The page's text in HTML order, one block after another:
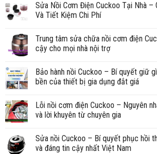
Sửa Nồi Cơm Điện Cuckoo Tại Nhà –
Và Tiết Kiệm Chi Phí
Trung tâm sửa chữa nồi cơm điện
cậy cho mọi nhà nội trợ
Bảo hành nồi Cuckoo – Bí quyết giữ
bền của thiết bị gia dụng đắt giá
Lỗi nồi cơm điện Cuckoo – Nguyên
và lời khuyên từ chuyên gia
Sửa nồi Cuckoo – Bí quyết phục hồi
và đáng tin cậy nhất Việt Nam